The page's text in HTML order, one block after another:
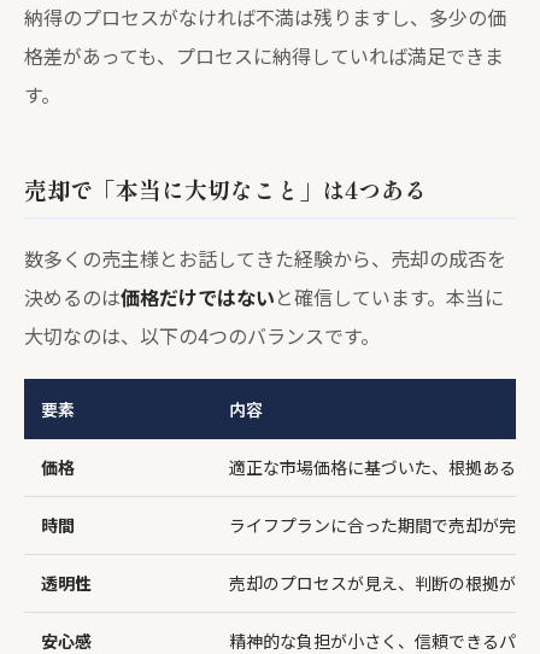
納得のプロセスがなければ不満は残りますし、多少の価
格差があっても、プロセスに納得していれば満足できま
す。
売却で「本当に大切なこと」は4つある
数多くの売主様とお話してきた経験から、売却の成否を
決めるのは価格だけではないと確信しています。本当に
大切なのは、以下の4つのバランスです。
要素 内容
価格 適正な市場価格に基づいた、根拠ある金
時間 ライフプランに合った期間で売却が完了
透明性 売却のプロセスが見え、判断の根拠が理
安心感
精神的な負担が小さく、信頼できるパー